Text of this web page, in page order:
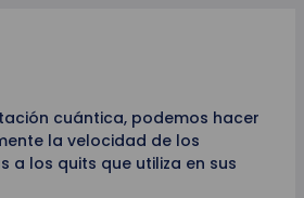
cuántica, podemos hacer
la velocidad de los
a los quits que utiliza en sus